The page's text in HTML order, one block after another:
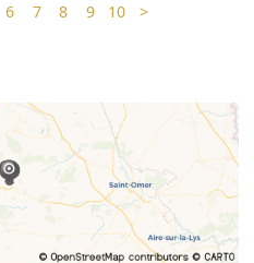
6 7 8 9 10 >